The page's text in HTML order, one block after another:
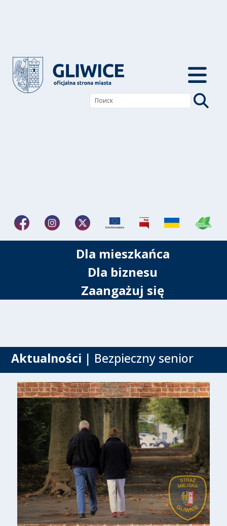
Dla mieszkańca
Dla biznesu
Zaangażuj się
Aktualności | Bezpieczny senior